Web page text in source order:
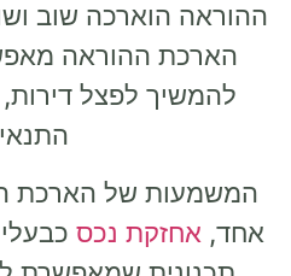
הארכת ההוראה
להמשיך לפצל
המשמעות של הארכת
אחד, אחזקת נכס